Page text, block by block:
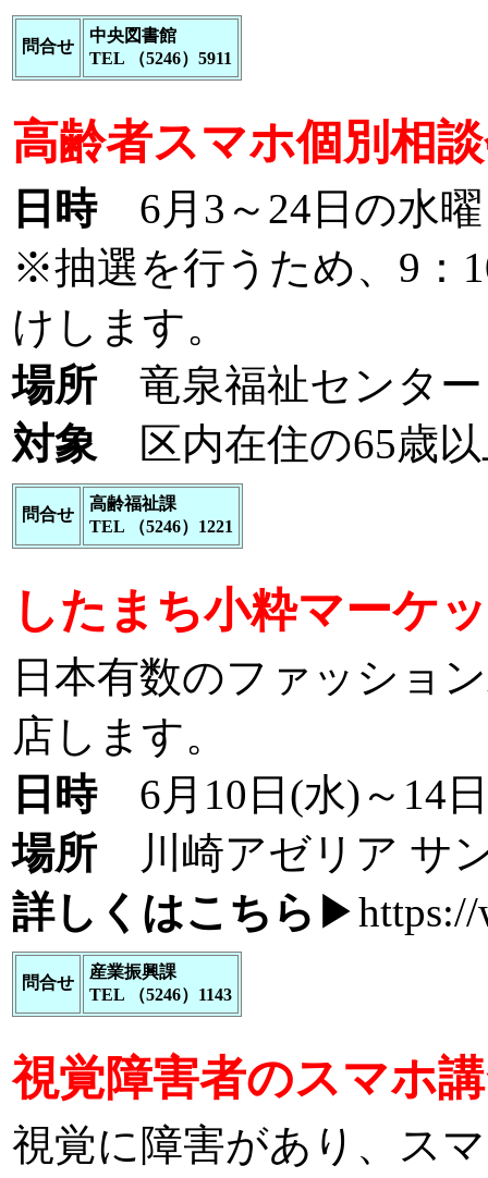
問合せ
中央図書館
TEL （5246）5911
高齢者スマホ個別相
日時6月3～24日の水
※抽選を行うため、9：
けします。
場所 竜泉福祉センター
対象区内在住の65歳以
問合せ
高齢福祉課
TEL （5246）1221
したまち小粋マーケ
日本有数のファッショ
店します。
日時6月10日(水)～14日
場所 川崎アゼリア サ
詳しくはこちら ▶
問合せ
産業振興課
TEL （5246）1143
視覚障害者のスマホ
視覚に障害があり、ス